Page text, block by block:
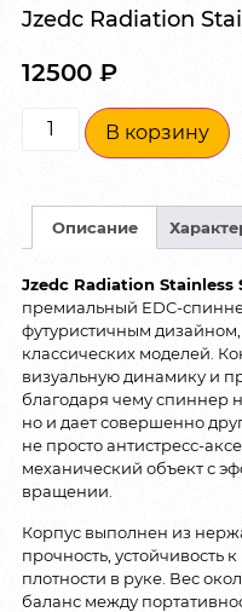
Jzedc Radiation
12500 ₽
В корзину
Описание
Jzedc Radiation Stainless
премиальный EDC-
футуристичным
классических моделей.
визуальную динамику и
благодаря чему спиннер
но и дает совершенно
не просто антистресс-
механический объект с
вращении.
Корпус выполнен из
прочность, устойчивость
плотности в руке. Вес
баланс между